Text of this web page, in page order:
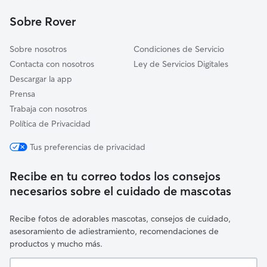
Rosselló
Sobre Rover
Sobre nosotros
Contacta con nosotros
Descargar la app
Prensa
Trabaja con nosotros
Política de Privacidad
Condiciones de Servicio
Ley de Servicios Digitales
Tus preferencias de privacidad
Recibe en tu correo todos los consejos
necesarios sobre el cuidado de mascotas
Recibe fotos de adorables mascotas, consejos de cuidado,
asesoramiento de adiestramiento, recomendaciones de
productos y mucho más.